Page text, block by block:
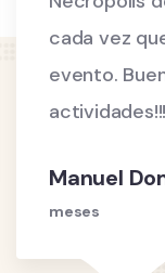
cada vez
evento.
actividades!!!
Manuel
meses